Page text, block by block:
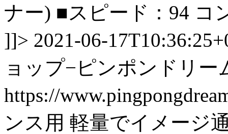
ナー) ■スピード：94 コ
]]> 2021-06-
ョップ−ピンポンドリー
https://
ンス用 軽量でイメージ